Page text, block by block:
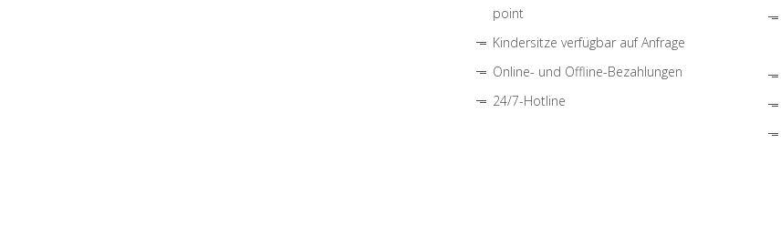
point
Kindersitze verfügbar auf Anfrage
Online- und Offline-Bezahlungen
24/7-Hotline